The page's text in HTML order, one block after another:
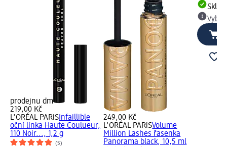
prodejnu dm
219,00 Kč
L'ORÉAL PARiSInfaillible
oční linka Haute Coulueur,
110 Noir..., 1,2 g
(5)
249,00 Kč
L'ORÉAL PARiSVolume
Million Lashes řasenka
Panorama black, 10,5 ml